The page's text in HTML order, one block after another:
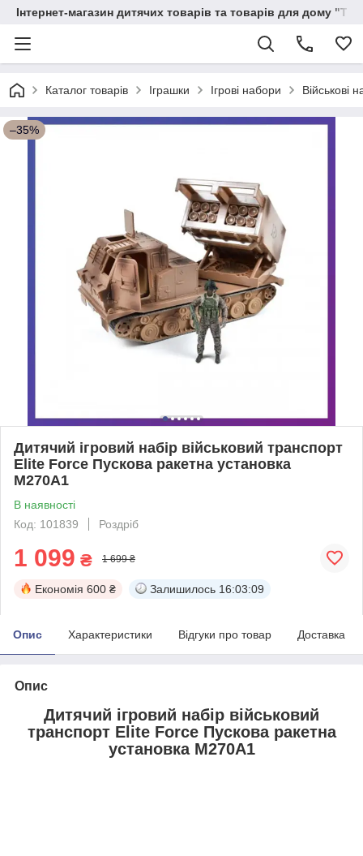
Інтернет-магазин дитячих товарів та товарів для дому
Каталог товарів Іграшки Ігрові набори Військові
–35%
Дитячий ігровий набір військовий транспорт
Elite Force Пускова ракетна установка
M270A1
В наявності
Код: 101839
Роздріб
1 099 ₴ 1 699 ₴
Економія 600 ₴ Залишилось 16:03:08
Опис Характеристики Відгуки про товар Доставка
Опис
Дитячий ігровий набір військовий
транспорт Elite Force Пускова ракетна
установка M270A1